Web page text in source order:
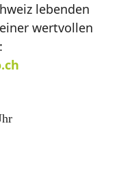
lebenden
wertvollen